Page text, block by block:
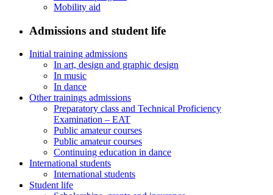
Mobility aid
Admissions and student life
Initial training admissions
In art, design and graphic design
In music
In dance
Other trainings admissions
Preparatory class and Technical Proficiency
Examination – EAT
Public amateur courses
Public amateur courses
Continuing education in dance
International students
International students
Student life